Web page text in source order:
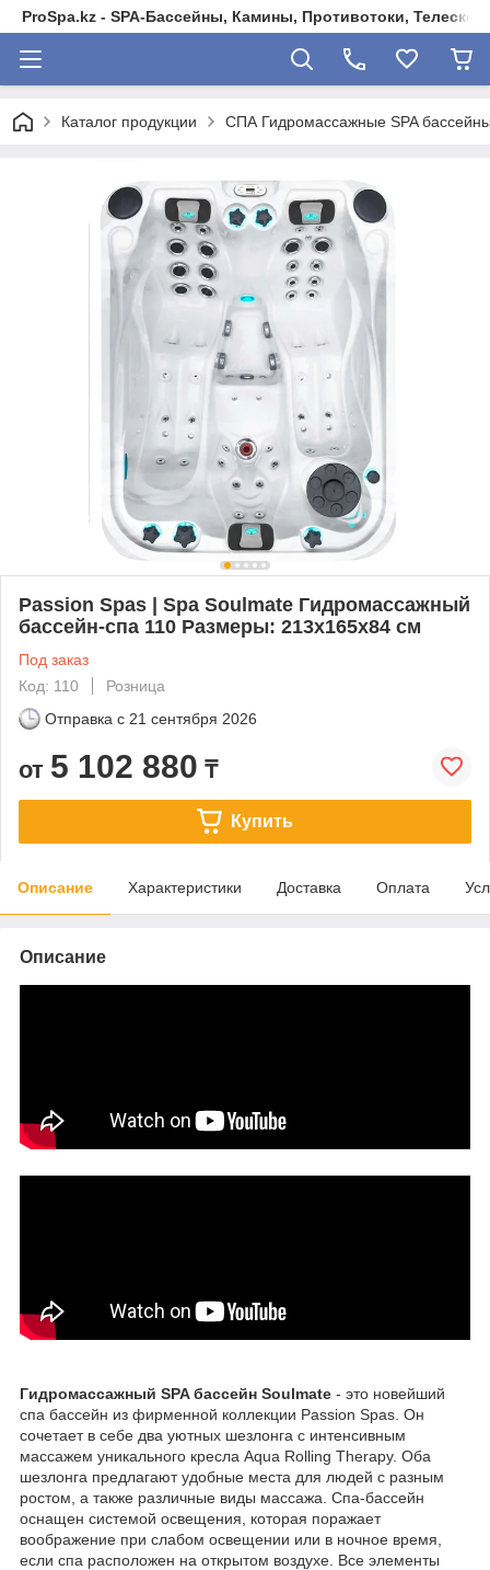
ProSpa.kz - SPA-Бассейны, Камины, Противотоки,
Каталог продукции СПА Гидромассажные SPA
Passion Spas | Spa Soulmate Гидромассажный
бассейн-спа 110 Размеры: 213x165x84 см
Под заказ
Код: 110
Розница
Отправка с 21 сентября 2026
от 5 102 880 ₸
Купить
Описание Характеристики Доставка Оплата
Описание
Гидромассажный SPA бассейн Soulmate - это новейший
спа бассейн из фирменной коллекции Passion Spas. Он
сочетает в себе два уютных шезлонга с интенсивным
массажем уникального кресла Aqua Rolling Therapy. Оба
шезлонга предлагают удобные места для людей с разным
ростом, а также различные виды массажа. Спа-бассейн
оснащен системой освещения, которая поражает
воображение при слабом освещении или в ночное время,
если спа расположен на открытом воздухе. Все элементы